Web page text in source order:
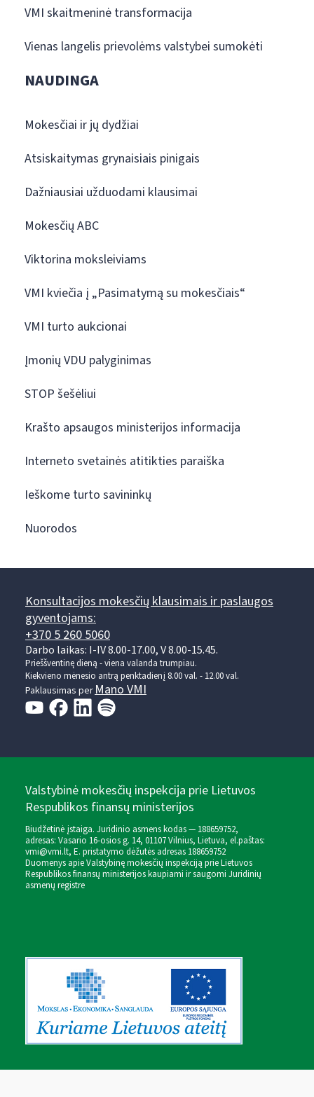
VMI skaitmeninė transformacija
Vienas langelis prievolėms valstybei sumokėti
NAUDINGA
Mokesčiai ir jų dydžiai
Atsiskaitymas grynaisiais pinigais
Dažniausiai užduodami klausimai
Mokesčių ABC
Viktorina moksleiviams
VMI kviečia į „Pasimatymą su mokesčiais“
VMI turto aukcionai
Įmonių VDU palyginimas
STOP šešėliui
Krašto apsaugos ministerijos informacija
Interneto svetainės atitikties paraiška
Ieškome turto savininkų
Nuorodos
Konsultacijos mokesčių klausimais ir paslaugos
gyventojams:
+370 5 260 5060
Darbo laikas: I-IV 8.00-17.00, V 8.00-15.45.
Prieššventinę dieną - viena valanda trumpiau.
Kiekvieno mėnesio antrą penktadienį 8.00 val. - 12.00 val.
Paklausimas perMano VMI
Valstybinė mokesčių inspekcija prie Lietuvos
Respublikos finansų ministerijos
Biudžetinė įstaiga. Juridinio asmens kodas — 188659752,
adresas: Vasario 16-osios g. 14, 01107 Vilnius, Lietuva, el.paštas:
vmi@vmi.lt, E. pristatymo dėžutės adresas 188659752
Duomenys apie Valstybinę mokesčių inspekciją prie Lietuvos
Respublikos finansų ministerijos kaupiami ir saugomi Juridinių
asmenų registre